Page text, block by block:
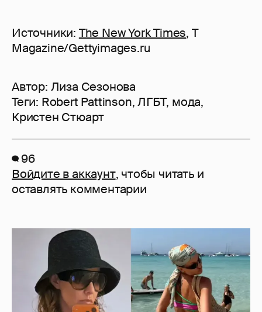
Источники: The New York Times, T
Magazine/Gettyimages.ru
Автор: Лиза Сезонова
Теги: Robert Pattinson,ЛГБТ, мода,
Кристен Стюарт
96
Войдите в аккаунт, чтобы читать и
оставлять комментарии